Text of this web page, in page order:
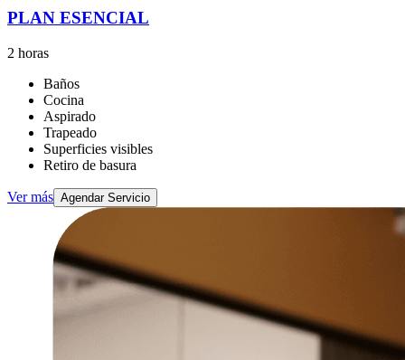
PLAN ESENCIAL
2 horas
Baños
Cocina
Aspirado
Trapeado
Superficies visibles
Retiro de basura
Ver más Agendar Servicio